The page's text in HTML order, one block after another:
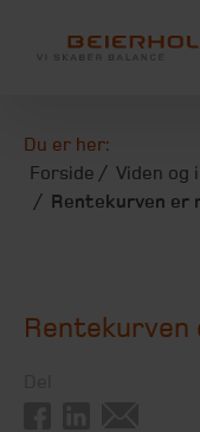
Du er her:
Forside
Viden og
Rentekurven er